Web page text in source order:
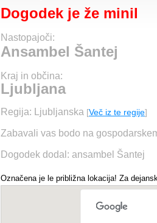
Dogodek je že minil
Nastopajoči:
Ansambel Šantej
Kraj in občina:
Ljubljana
Regija: Ljubljanska [Več iz te regije]
Zabavali vas bodo na
Dogodek dodal: ansambel Šantej
Označena je le približna lokacija! Za